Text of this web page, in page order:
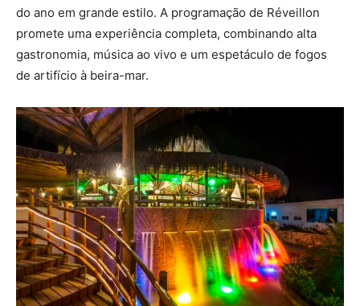
do ano em grande estilo. A programação de Réveillon
promete uma experiência completa, combinando alta
gastronomia, música ao vivo e um espetáculo de fogos
de artifício à beira-mar.